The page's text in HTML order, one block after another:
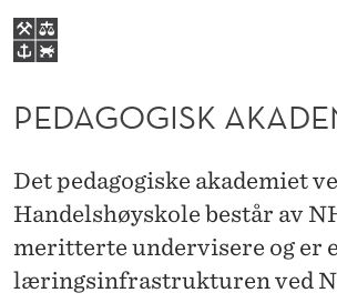
P
E
D
A
G
O
G
O
E
D
M
E
VIDEREUTDANNING
Ø
K
T
S
E
D
E
T
Forsiden
Studier
Forskning
PEDAGOGISK
Det pedagogiske akademiet
Handelshøyskole består av
meritterte undervisere og er
læringsinfrastrukturen ved